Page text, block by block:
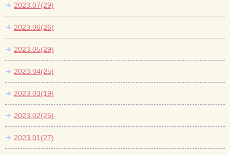
2023.07(29)
2023.06(26)
2023.05(29)
2023.04(25)
2023.03(19)
2023.02(25)
2023.01(27)